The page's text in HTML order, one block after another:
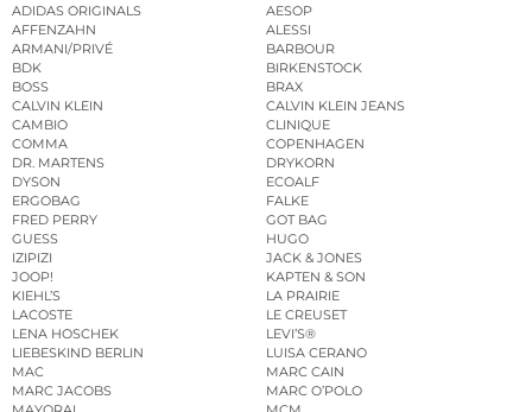
ADIDAS ORIGINALS
AESOP
AFFENZAHN
ALESSI
ARMANI/PRIVÉ
BARBOUR
BDK
BIRKENSTOCK
BOSS
BRAX
CALVIN KLEIN
CALVIN KLEIN JEANS
CAMBIO
CLINIQUE
COMMA
COPENHAGEN
DR. MARTENS
DRYKORN
DYSON
ECOALF
ERGOBAG
FALKE
FRED PERRY
GOT BAG
GUESS
HUGO
IZIPIZI
JACK & JONES
JOOP!
KAPTEN & SON
KIEHL’S
LA PRAIRIE
LACOSTE
LE CREUSET
LENA HOSCHEK
LEVI’S®
LIEBESKIND BERLIN
LUISA CERANO
MAC
MARC CAIN
MARC JACOBS
MARC O’POLO